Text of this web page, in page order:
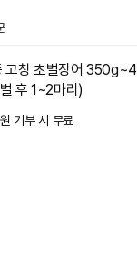
고창 초벌장어 350g~4
후 1~2마리)
기부 시 무료